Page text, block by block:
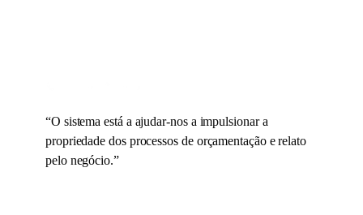
“O sistema está a ajudar-nos a impulsionar a
propriedade dos processos de orçamentação e relato
pelo negócio.”